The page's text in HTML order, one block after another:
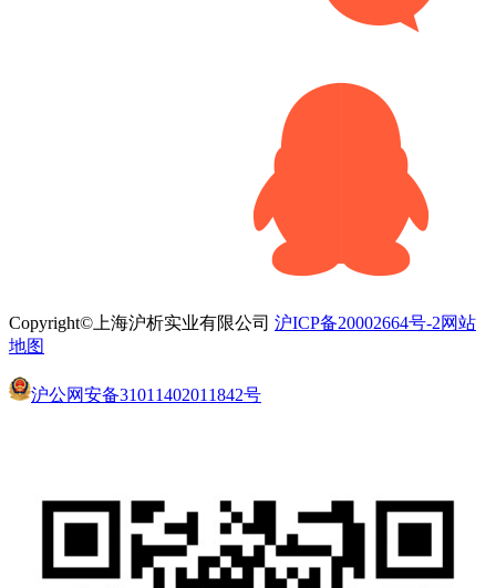
Copyright©上海沪析实业有限公司 沪ICP备20002664号-2网站
地图
沪公网安备31011402011842号